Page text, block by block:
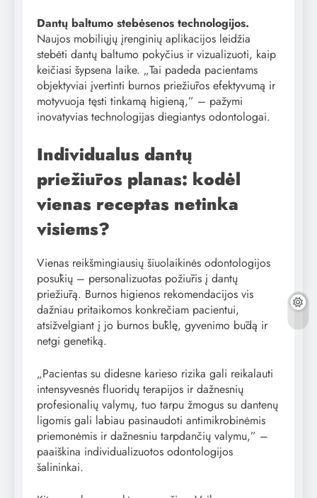
Dantų baltumo stebėsenos technologijos.
Naujos mobiliųjų įrenginių aplikacijos leidžia
stebėti dantų baltumo pokyčius ir vizualizuoti, kaip
keičiasi šypsena laike. „Tai padeda pacientams
objektyviai įvertinti burnos priežiūros efektyvumą ir
motyvuoja tęsti tinkamą higieną,” – pažymi
inovatyvias technologijas diegiantys odontologai.
Individualus dantų
priežiūros planas: kodėl
vienas receptas netinka
visiems?
Vienas reikšmingiausių šiuolaikinės odontologijos
posūkių – personalizuotas požiūris į dantų
priežiūrą. Burnos higienos rekomendacijos vis
dažniau pritaikomos konkrečiam pacientui,
atsižvelgiant į jo burnos būklę, gyvenimo būdą ir
netgi genetiką.
„Pacientas su didesne karieso rizika gali reikalauti
intensyvesnės fluoridų terapijos ir dažnesnių
profesionalių valymų, tuo tarpu žmogus su dantenų
ligomis gali labiau pasinaudoti antimikrobinėmis
priemonėmis ir dažnesniu tarpdančių valymu,” –
paaiškina individualizuotos odontologijos
šalininkai.